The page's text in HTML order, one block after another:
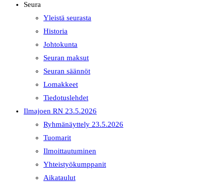
Seura
Yleistä seurasta
Historia
Johtokunta
Seuran maksut
Seuran säännöt
Lomakkeet
Tiedotuslehdet
Ilmajoen RN 23.5.2026
Ryhmänäyttely 23.5.2026
Tuomarit
Ilmoittautuminen
Yhteistyökumppanit
Aikataulut